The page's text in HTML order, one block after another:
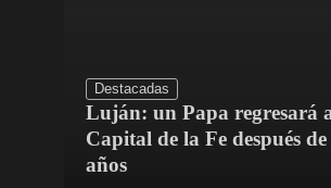
Destacadas
Luján: un Papa regresará
Capital de la Fe después
años